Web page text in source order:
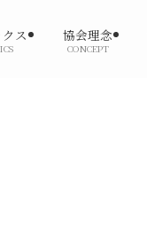
クス 協会理念
CONCEPT